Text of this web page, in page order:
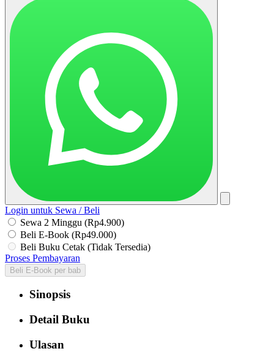
Login untuk Sewa / Beli
Sewa 2 Minggu (Rp4.900)
Beli E-Book (Rp49.000)
Beli Buku Cetak (Tidak Tersedia)
Proses Pembayaran
Beli E-Book per bab
Sinopsis
Detail Buku
Ulasan